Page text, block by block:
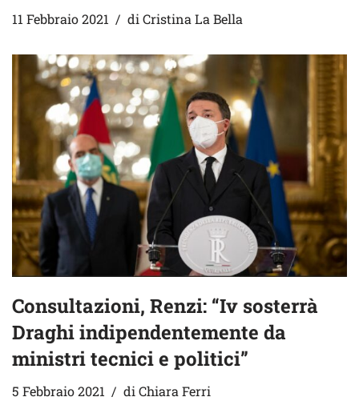
11 Febbraio 2021 di Cristina La Bella
Consultazioni, Renzi: “Iv sosterrà
Draghi indipendentemente da
ministri tecnici e politici”
5 Febbraio 2021 diChiara Ferri